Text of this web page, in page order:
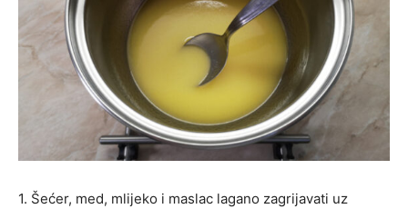
1. Šećer, med, mlijeko i maslac lagano zagrijavati uz